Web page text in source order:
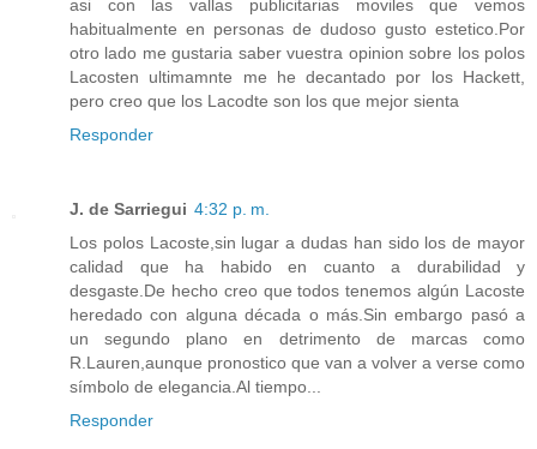
asi con las vallas publicitarias moviles que vemos
habitualmente en personas de dudoso gusto estetico.Por
otro lado me gustaria saber vuestra opinion sobre los polos
Lacosten ultimamnte me he decantado por los Hackett,
pero creo que los Lacodte son los que mejor sienta
Responder
J. de Sarriegui 4:32 p. m.
Los polos Lacoste,sin lugar a dudas han sido los de mayor
calidad que ha habido en cuanto a durabilidad y
desgaste.De hecho creo que todos tenemos algún Lacoste
heredado con alguna década o más.Sin embargo pasó a
un segundo plano en detrimento de marcas como
R.Lauren,aunque pronostico que van a volver a verse como
símbolo de elegancia.Al tiempo...
Responder